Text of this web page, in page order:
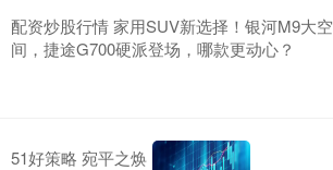
配资炒股行情 家用SUV新选择！银河M9大空
间，捷途G700硬派登场，哪款更动心？
51好策略 宛平之焕